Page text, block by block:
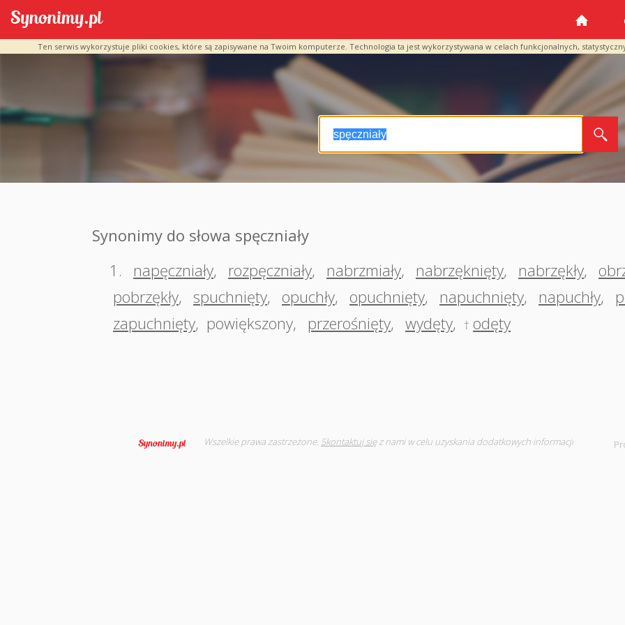
Ten serwis wykorzystuje pliki cookies, które są zapisywane na Twoim komputerze. Technologia ta jest wykorzystywana w celach funkcjonalnych,
Synonimy do słowa spęczniały
1.
napęczniały, rozpęczniały, nabrzmiały, nabrzęknięty, nabrzękły,
pobrzękły, spuchnięty, opuchły, opuchnięty, napuchnięty, napuchły,
zapuchnięty, powiększony, przerośnięty, wydęty, † odęty
Wszelkie prawa zastrzeżone. Skontaktuj sięz nami w celu uzyskania dodatkowych informacji